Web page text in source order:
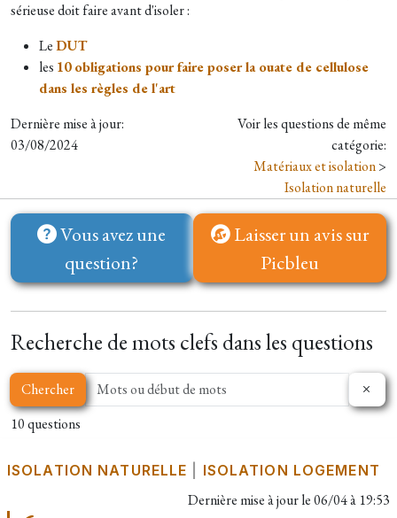
sérieuse doit faire avant d'isoler :
LeDUT
les 10 obligations pour faire poser la ouate de cellulose
dans les règles de l'art
Dernière mise à jour:
03/08/2024
Voir les questions de même
catégorie:
Matériaux et isolation>
Isolation naturelle
Vous avez une
question?
Laisser un avis sur
Picbleu
Recherche de mots clefs dans les questions
Chercher
10 questions
ISOLATION NATURELLE ISOLATION LOGEMENT
Dernière mise à jour le06/04 à 19:53